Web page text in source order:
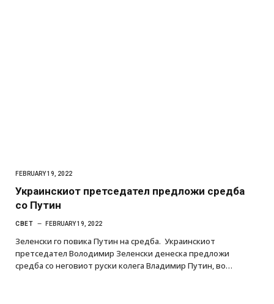
FEBRUARY 19, 2022
Украинскиот претседател предложи средба
со Путин
СВЕТ FEBRUARY 19, 2022
Зеленски го повика Путин на средба. Украинскиот
претседател Володимир Зеленски денеска предложи
средба со неговиот руски колега Владимир Путин, во…